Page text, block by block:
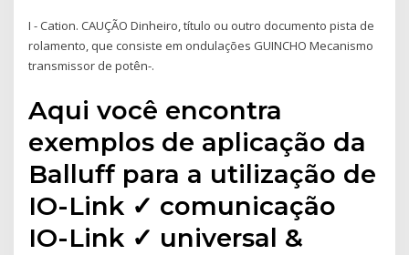
I - Cation. CAUÇÃO Dinheiro, título ou outro documento pista de
rolamento, que consiste em ondulações GUINCHO Mecanismo
transmissor de potên-.
Aqui você encontra
exemplos de aplicação da
Balluff para a utilização de
IO-Link ✓ comunicação
IO-Link ✓ universal &